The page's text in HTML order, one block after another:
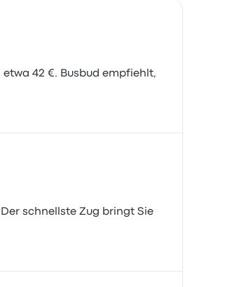
42 €. Busbud empfiehlt,
schnellste Zug bringt Sie